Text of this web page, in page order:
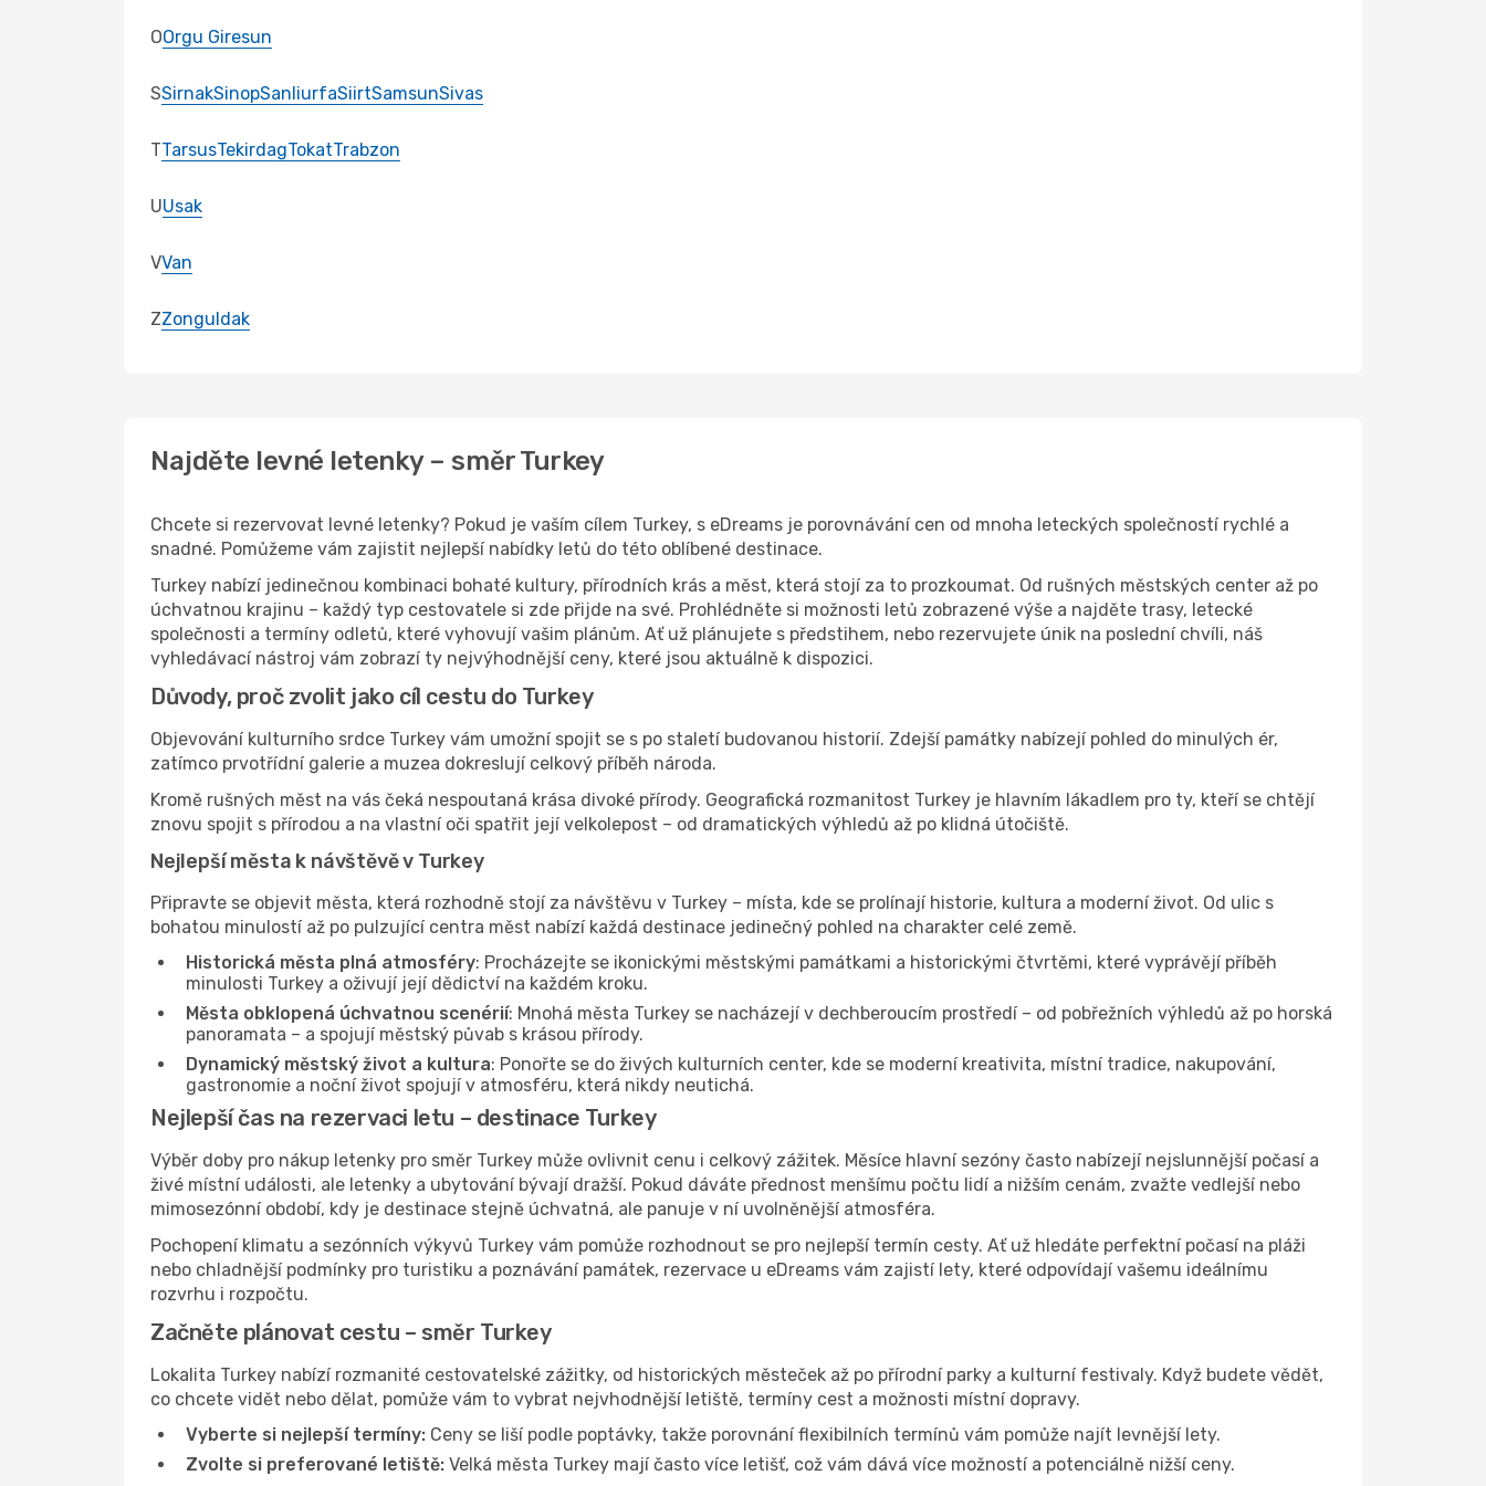
OOrgu Giresun
SSirnakSinopSanliurfaSiirtSamsunSivas
TTarsusTekirdagTokatTrabzon
UUsak
VVan
ZZonguldak
Najděte levné letenky – směr Turkey
Chcete si rezervovat levné letenky? Pokud je vaším cílem Turkey, s eDreams je porovnávání cen od mnoha leteckých společností rychlé a
snadné. Pomůžeme vám zajistit nejlepší nabídky letů do této oblíbené destinace.
Turkey nabízí jedinečnou kombinaci bohaté kultury, přírodních krás a měst, která stojí za to prozkoumat. Od rušných městských center až po
úchvatnou krajinu – každý typ cestovatele si zde přijde na své. Prohlédněte si možnosti letů zobrazené výše a najděte trasy, letecké
společnosti a termíny odletů, které vyhovují vašim plánům. Ať už plánujete s předstihem, nebo rezervujete únik na poslední chvíli, náš
vyhledávací nástroj vám zobrazí ty nejvýhodnější ceny, které jsou aktuálně k dispozici.
Důvody, proč zvolit jako cíl cestu do Turkey
Objevování kulturního srdce Turkey vám umožní spojit se s po staletí budovanou historií. Zdejší památky nabízejí pohled do minulých ér,
zatímco prvotřídní galerie a muzea dokreslují celkový příběh národa.
Kromě rušných měst na vás čeká nespoutaná krása divoké přírody. Geografická rozmanitost Turkey je hlavním lákadlem pro ty, kteří se chtějí
znovu spojit s přírodou a na vlastní oči spatřit její velkolepost – od dramatických výhledů až po klidná útočiště.
Nejlepší města k návštěvě v Turkey
Připravte se objevit města, která rozhodně stojí za návštěvu v Turkey – místa, kde se prolínají historie, kultura a moderní život. Od ulic s
bohatou minulostí až po pulzující centra měst nabízí každá destinace jedinečný pohled na charakter celé země.
Historická města plná atmosféry: Procházejte se ikonickými městskými památkami a historickými čtvrtěmi, které vyprávějí příběh
minulosti Turkey a oživují její dědictví na každém kroku.
Města obklopená úchvatnou scenérií: Mnohá města Turkey se nacházejí v dechberoucím prostředí – od pobřežních výhledů až po horská
panoramata – a spojují městský půvab s krásou přírody.
Dynamický městský život a kultura: Ponořte se do živých kulturních center, kde se moderní kreativita, místní tradice, nakupování,
gastronomie a noční život spojují v atmosféru, která nikdy neutichá.
Nejlepší čas na rezervaci letu – destinace Turkey
Výběr doby pro nákup letenky pro směr Turkey může ovlivnit cenu i celkový zážitek. Měsíce hlavní sezóny často nabízejí nejslunnější počasí a
živé místní události, ale letenky a ubytování bývají dražší. Pokud dáváte přednost menšímu počtu lidí a nižším cenám, zvažte vedlejší nebo
mimosezónní období, kdy je destinace stejně úchvatná, ale panuje v ní uvolněnější atmosféra.
Pochopení klimatu a sezónních výkyvů Turkey vám pomůže rozhodnout se pro nejlepší termín cesty. Ať už hledáte perfektní počasí na pláži
nebo chladnější podmínky pro turistiku a poznávání památek, rezervace u eDreams vám zajistí lety, které odpovídají vašemu ideálnímu
rozvrhu i rozpočtu.
Začněte plánovat cestu – směr Turkey
Lokalita Turkey nabízí rozmanité cestovatelské zážitky, od historických městeček až po přírodní parky a kulturní festivaly. Když budete vědět,
co chcete vidět nebo dělat, pomůže vám to vybrat nejvhodnější letiště, termíny cest a možnosti místní dopravy.
Vyberte si nejlepší termíny: Ceny se liší podle poptávky, takže porovnání flexibilních termínů vám pomůže najít levnější lety.
Zvolte si preferované letiště: Velká města Turkey mají často více letišť, což vám dává více možností a potenciálně nižší ceny.